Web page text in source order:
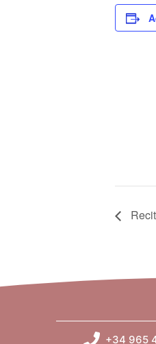
+34 965